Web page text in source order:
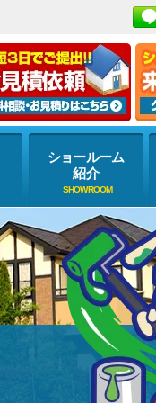
ショールーム
紹介